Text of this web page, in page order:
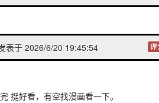
表于 2026/6/20 19:45:54 评
挺好看，有空找漫画看一下。